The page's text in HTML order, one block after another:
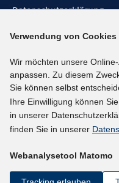
Datenschutzerklärung
Barrieren melden
Social-Media-Kanäle
BlueSky
YouTube
LinkedIn
kununu
Netiquette
Verwendung von
Wir möchten unsere
anpassen. Zu diesem
Sie können selbst
Ihre Einwilligung können
in unserer
finden Sie in unserer
Webanalysetool Matomo